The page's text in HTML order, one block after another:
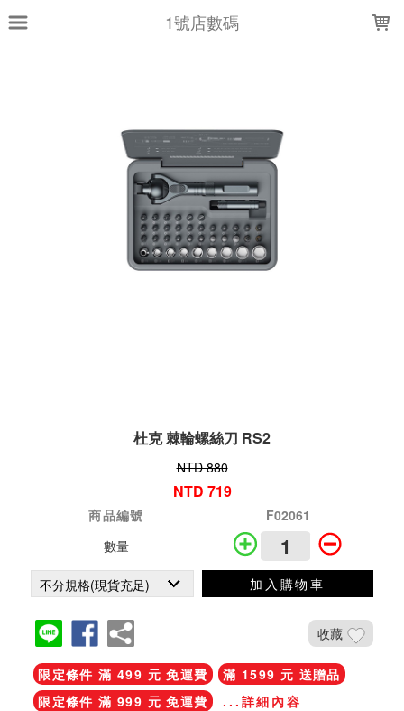
1號店數碼
杜克 棘輪螺絲刀 RS2
NTD 880
NTD 719
商品編號
F02061
數量
加入購物車
收藏
限定條件 滿 499 元 免運費
滿 1599 元 送贈品
限定條件 滿 999 元 免運費
...詳細內容